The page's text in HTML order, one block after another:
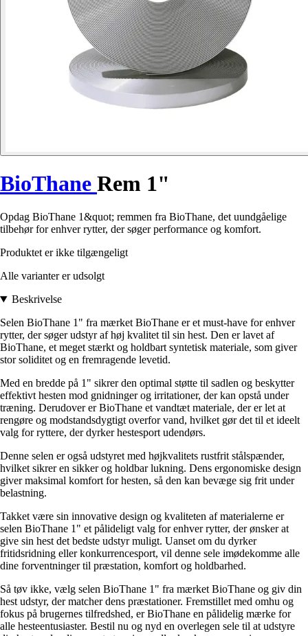
BioThane Rem 1"
Opdag BioThane 1&quot; remmen fra BioThane, det uundgåelige
tilbehør for enhver rytter, der søger performance og komfort.
Produktet er ikke tilgængeligt
Alle varianter er udsolgt
Beskrivelse
Selen BioThane 1" fra mærket BioThane er et must-have for enhver
rytter, der søger udstyr af høj kvalitet til sin hest. Den er lavet af
BioThane, et meget stærkt og holdbart syntetisk materiale, som giver
stor soliditet og en fremragende levetid.
Med en bredde på 1" sikrer den optimal støtte til sadlen og beskytter
effektivt hesten mod gnidninger og irritationer, der kan opstå under
træning. Derudover er BioThane et vandtæt materiale, der er let at
rengøre og modstandsdygtigt overfor vand, hvilket gør det til et ideelt
valg for ryttere, der dyrker hestesport udendørs.
Denne selen er også udstyret med højkvalitets rustfrit stålspænder,
hvilket sikrer en sikker og holdbar lukning. Dens ergonomiske design
giver maksimal komfort for hesten, så den kan bevæge sig frit under
belastning.
Takket være sin innovative design og kvaliteten af materialerne er
selen BioThane 1" et pålideligt valg for enhver rytter, der ønsker at
give sin hest det bedste udstyr muligt. Uanset om du dyrker
fritidsridning eller konkurrencesport, vil denne sele imødekomme alle
dine forventninger til præstation, komfort og holdbarhed.
Så tøv ikke, vælg selen BioThane 1" fra mærket BioThane og giv din
hest udstyr, der matcher dens præstationer. Fremstillet med omhu og
fokus på brugernes tilfredshed, er BioThane en pålidelig mærke for
alle hesteentusiaster. Bestil nu og nyd en overlegen sele til at udstyre